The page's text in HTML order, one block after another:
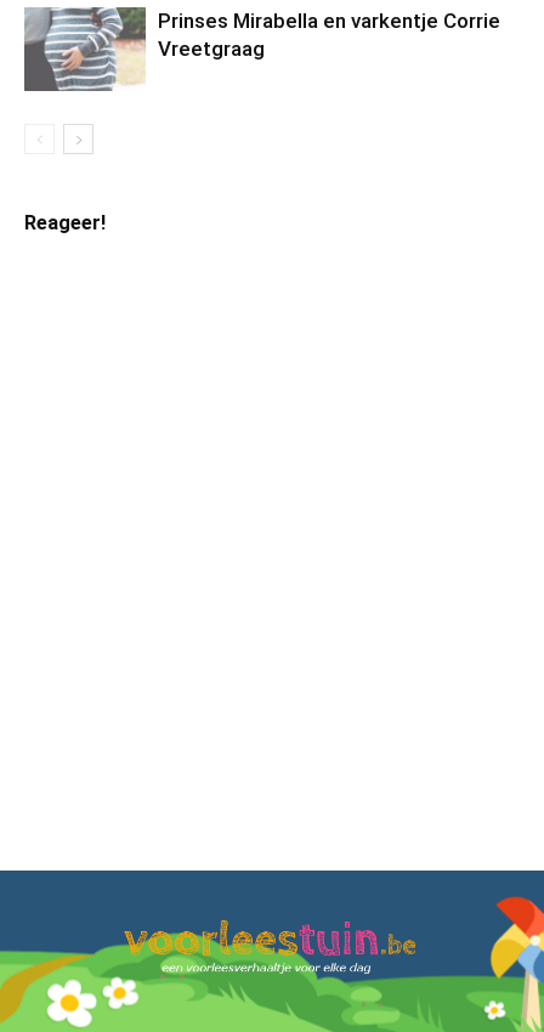
Prinses Mirabella en varkentje Corrie
Vreetgraag
Reageer!